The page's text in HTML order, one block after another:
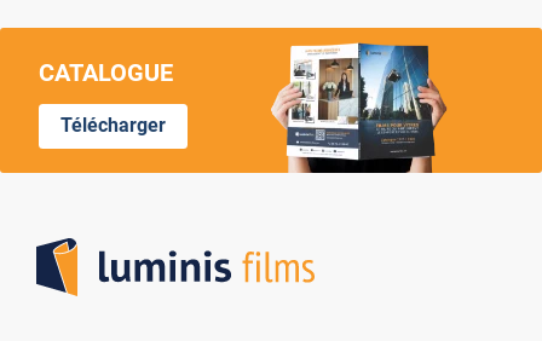
CATALOGUE
Télécharger